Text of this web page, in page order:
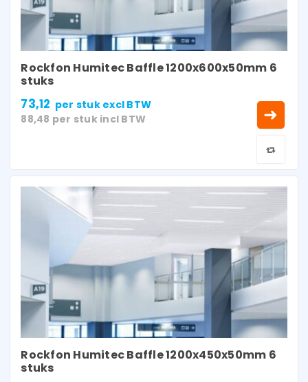
Rockfon Humitec Baffle 1200x600x50mm 6
stuks
73,12 per stukexcl BTW
88,48 per stuk incl BTW
Rockfon Humitec Baffle 1200x450x50mm 6
stuks